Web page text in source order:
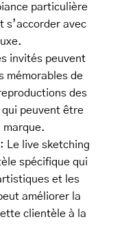
particulière
s’accorder avec
invités peuvent
mémorables de
des
peuvent être
marque.
Le live sketching
spécifique qui
et les
améliorer la
clientèle à la